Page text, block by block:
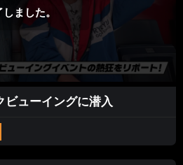
ました。
ビューイングに潜入